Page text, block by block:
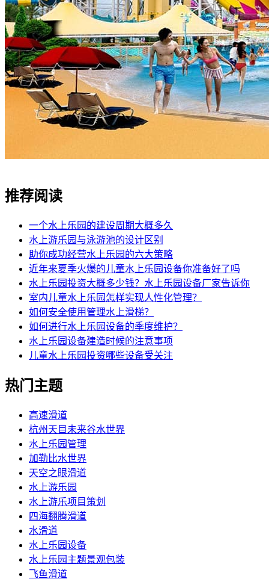
推荐阅读
一个水上乐园的建设周期大概多久
水上游乐园与泳游池的设计区别
助你成功经营水上乐园的六大策略
近年来夏季火爆的儿童水上乐园设备你准备好了吗
水上乐园投资大概多少钱？水上乐园设备厂家告诉你
室内儿童水上乐园怎样实现人性化管理？
如何安全使用管理水上滑梯？
如何进行水上乐园设备的季度维护？
水上乐园设备建造时候的注意事项
儿童水上乐园投资哪些设备受关注
热门主题
高速滑道
杭州天目未来谷水世界
水上乐园管理
加勒比水世界
天空之眼滑道
水上游乐园
水上游乐项目策划
四海翻腾滑道
水滑道
水上乐园设备
水上乐园主题景观包装
飞鱼滑道